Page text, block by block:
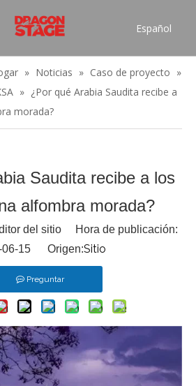
Español
Pусский
Français
简体中文
» Noticias » Caso de proyecto »
» ¿Por qué Arabia Saudita recibe a
morada?
Saudita recibe a los
alfombra morada?
del sitio Hora de publicación:
06-15 Origen:Sitio
Preguntar